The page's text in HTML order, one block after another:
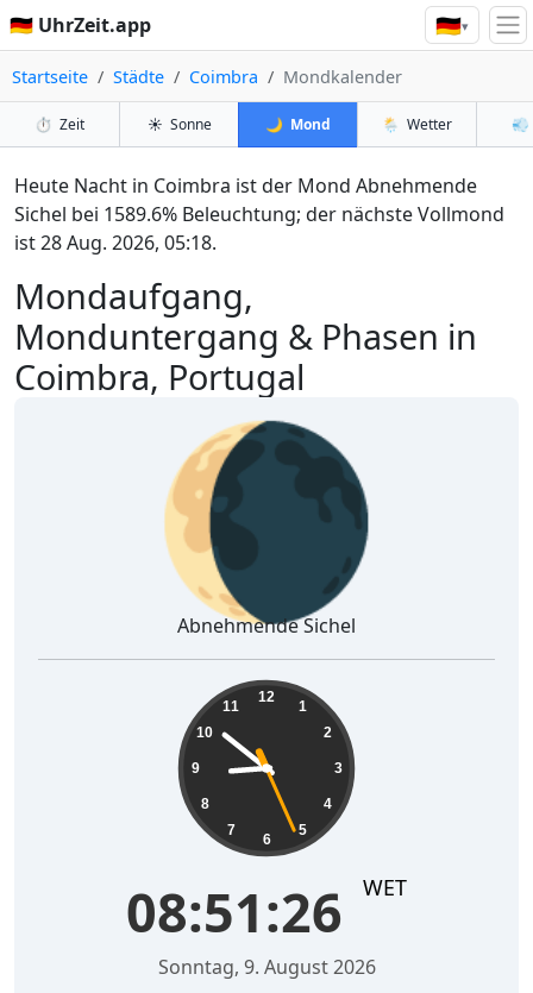
🇩🇪 UhrZeit.app 🇩🇪▾
Startseite Städte Coimbra Mondkalender
⏱️ Zeit ☀️ Sonne 🌙 Mond 🌦️ Wetter 💨
Mondaufgang,
Monduntergang & Phasen in
Coimbra, Portugal
Heute Nacht in Coimbra ist der Mond Abnehmende
Sichel bei 1589.6% Beleuchtung; der nächste Vollmond
ist 28 Aug. 2026, 05:18.
🌘
Abnehmende Sichel
12
1
2
3
4
5
6
7
8
9
10
11
08:51:27 WET
Sonntag, 9. August 2026